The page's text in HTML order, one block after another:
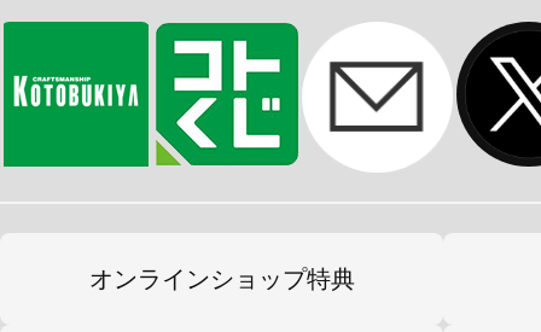
オンラインショップ特典